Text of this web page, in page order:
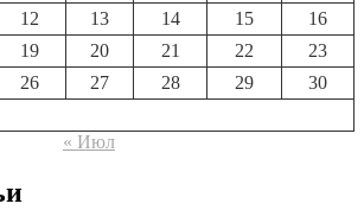
12 13 14 15
16
19 20 21 22
23
26 27 28 29
30
« Июл